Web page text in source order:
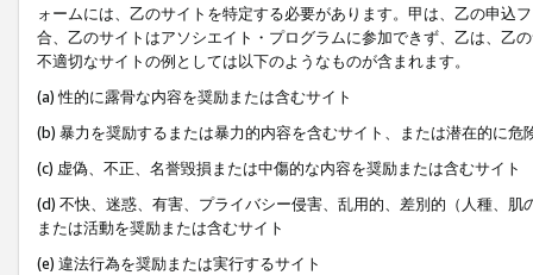
ォームには、乙のサイトを特定する必要があります。甲は、乙の申込
合、乙のサイトはアソシエイト・プログラムに参加できず、乙は、乙
不適切なサイトの例としては以下のようなものが含まれます。
(a) 性的に露骨な内容を奨励または含むサイト
(b) 暴力を奨励するまたは暴力的内容を含むサイト、または潜在的に
(c) 虚偽、不正、名誉毀損または中傷的な内容を奨励または含むサイト
(d) 不快、迷惑、有害、プライバシー侵害、乱用的、差別的（人種、
または活動を奨励または含むサイト
(e) 違法行為を奨励または実行するサイト